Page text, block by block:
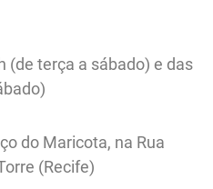
(de terça a sábado) e das
do Maricota, na Rua
(Recife)